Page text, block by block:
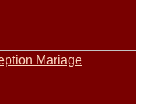
Mariage